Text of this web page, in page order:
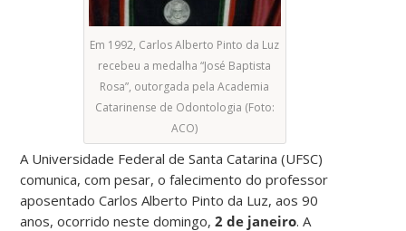
Em 1992, Carlos Alberto Pinto da Luz
recebeu a medalha “José Baptista
Rosa”, outorgada pela Academia
Catarinense de Odontologia (Foto:
ACO)
A Universidade Federal de Santa Catarina (UFSC)
comunica, com pesar, o falecimento do professor
aposentado Carlos Alberto Pinto da Luz, aos 90
anos, ocorrido neste domingo,2 de janeiro. A